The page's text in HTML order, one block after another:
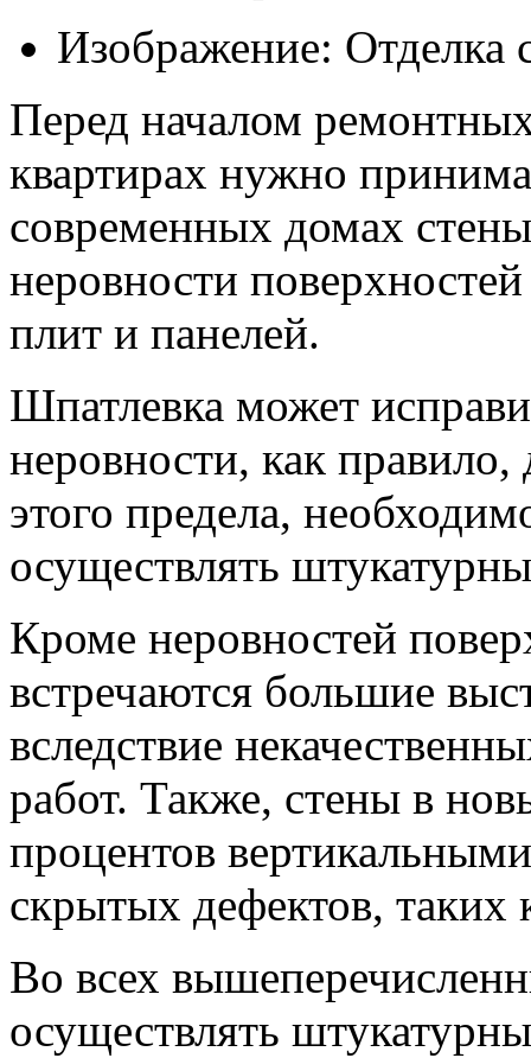
Изображение: Отделка
Перед началом
квартирах нужно
современных домах
неровности
плит и панелей.
Шпатлевка может
неровности, как
этого предела,
осуществлять
Кроме неровностей
встречаются большие
вследствие
работ. Также, стены в
процентов
скрытых дефектов, таких
Во всех
осуществлять